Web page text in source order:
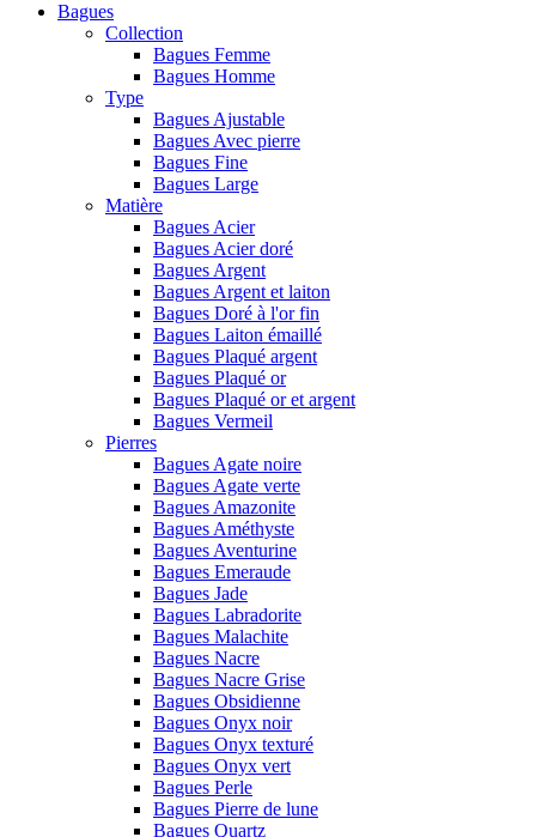
Bagues
Collection
Bagues Femme
Bagues Homme
Type
Bagues Ajustable
Bagues Avec pierre
Bagues Fine
Bagues Large
Matière
Bagues Acier
Bagues Acier doré
Bagues Argent
Bagues Argent et laiton
Bagues Doré à l'or fin
Bagues Laiton émaillé
Bagues Plaqué argent
Bagues Plaqué or
Bagues Plaqué or et argent
Bagues Vermeil
Pierres
Bagues Agate noire
Bagues Agate verte
Bagues Amazonite
Bagues Améthyste
Bagues Aventurine
Bagues Emeraude
Bagues Jade
Bagues Labradorite
Bagues Malachite
Bagues Nacre
Bagues Nacre Grise
Bagues Obsidienne
Bagues Onyx noir
Bagues Onyx texturé
Bagues Onyx vert
Bagues Perle
Bagues Pierre de lune
Bagues Quartz